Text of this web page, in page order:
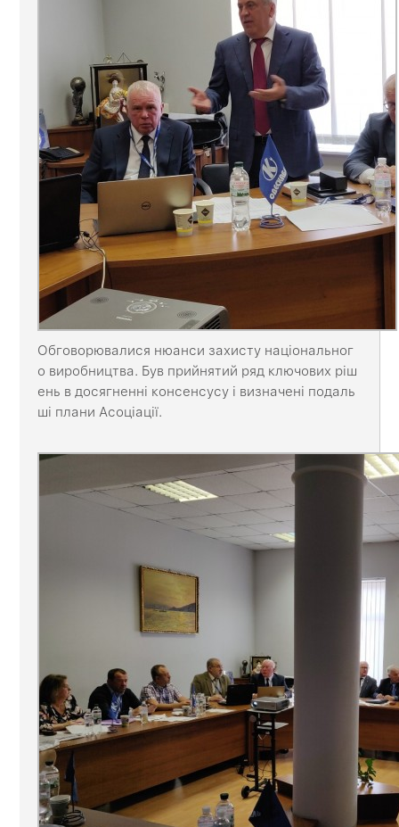
Обговорювалися нюанси захисту національног
о виробництва. Був прийнятий ряд ключових ріш
ень в досягненні консенсусу і визначені подаль
ші плани Асоціації.